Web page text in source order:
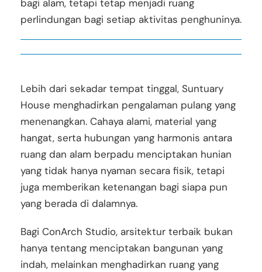
bagi alam, tetapi tetap menjadi ruang
perlindungan bagi setiap aktivitas penghuninya.
Lebih dari sekadar tempat tinggal, Suntuary
House menghadirkan pengalaman pulang yang
menenangkan. Cahaya alami, material yang
hangat, serta hubungan yang harmonis antara
ruang dan alam berpadu menciptakan hunian
yang tidak hanya nyaman secara fisik, tetapi
juga memberikan ketenangan bagi siapa pun
yang berada di dalamnya.
Bagi ConArch Studio, arsitektur terbaik bukan
hanya tentang menciptakan bangunan yang
indah, melainkan menghadirkan ruang yang